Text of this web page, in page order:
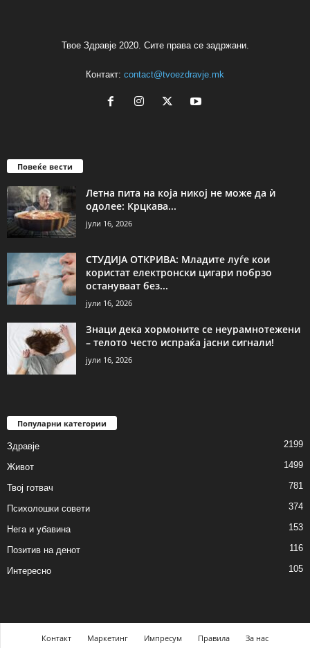
Твое Здравје 2020. Сите права се задржани.
Контакт: contact@tvoezdravje.mk
Повеќе вести
Летна пита на која никој не може да ѝ
одолее: Крцкава...
јули 16, 2026
СТУДИЈА ОТКРИВА: Младите луѓе кои
користат електронски цигари побрзо
остануваат без...
јули 16, 2026
Знаци дека хормоните се неурамнотежени
– телото често испраќа јасни сигнали!
јули 16, 2026
Популарни категории
Здравје 2199
Живот 1499
Твој готвач 781
Психолошки совети 374
Нега и убавина 153
Позитив на денот 116
Интересно 105
Контакт Маркетинг Импресум Правила За нас